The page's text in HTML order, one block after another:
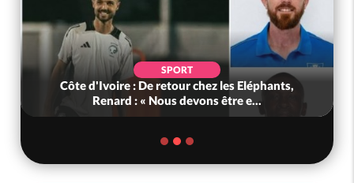
SPORT
Côte d'Ivoire : De retour chez les Eléphants,
Renard : « Nous devons être e...